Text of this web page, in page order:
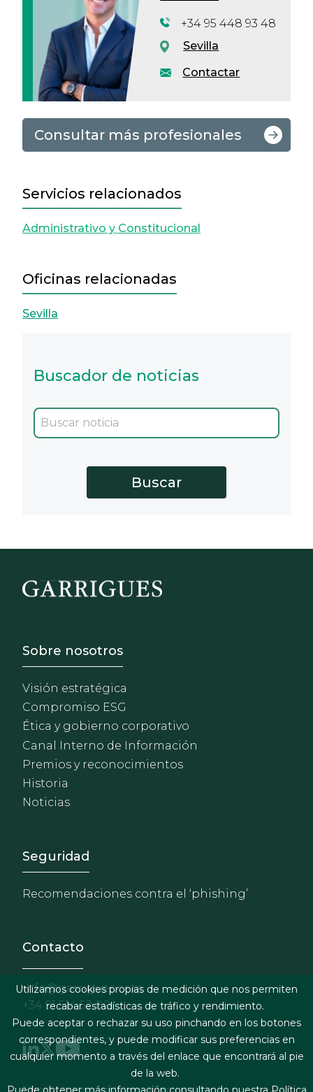
Contactar
+34 95 448 93 48
Sevilla
Consultar más profesionales
Servicios relacionados
Administrativo y Constitucional
Oficinas relacionadas
Sevilla
Buscador de noticias
Footer - Sobre Nosotros
Sobre nosotros
Visión estratégica
Compromiso ESG
Ética y gobierno corporativo
Canal Interno de Información
Premios y reconocimientos
Historia
Noticias
Footer - Extranet y
Seguridad
Recomendaciones contra el ‘phishing’
Contacto
info@garrigues.com
+34 91 514 52 00
Términos legales y condiciones de contratación
Utilizamos cookies propias de medición que nos permiten
recabar estadísticas de tráfico y rendimiento.
Puede aceptar o rechazar su uso pinchando en los botones
correspondientes, y puede modificar sus preferencias en
cualquier momento a través del enlace que encontrará al pie
de la web.